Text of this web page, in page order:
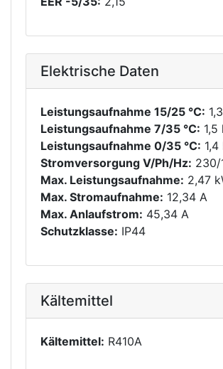
Elektrische Daten
Leistungsaufnahme 15/25 °C:
Leistungsaufnahme 7/35 °C: 1,5
Leistungsaufnahme 0/35 °C: 1,4
Stromversorgung V/Ph/Hz: 230/
Max. Leistungsaufnahme: 2,47
Max. Stromaufnahme: 12,34 A
Max. Anlaufstrom: 45,34 A
Schutzklasse: IP44
Kältemittel
Kältemittel: R410A